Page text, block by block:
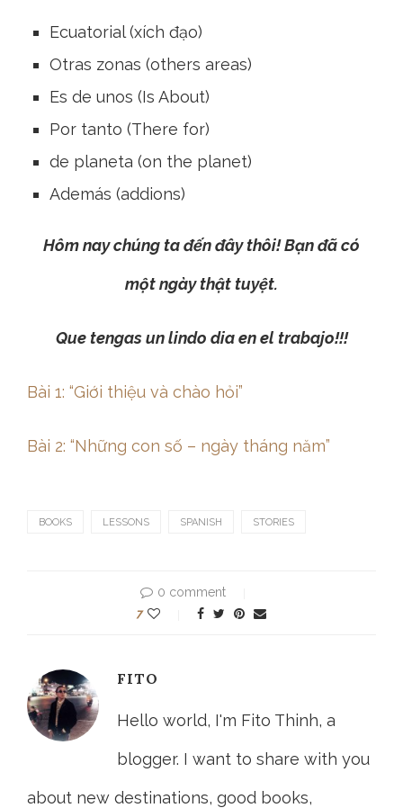
Ecuatorial (xích đạo)
Otras zonas (others areas)
Es de unos (Is About)
Por tanto (There for)
de planeta (on the planet)
Además (addions)
Hôm nay chúng ta đến đây thôi! Bạn đã có
một ngày thật tuyệt.
Que tengas un lindo dia en el trabajo!!!
Bài 1: “Giới thiệu và chào hỏi”
Bài 2: “Những con số – ngày tháng năm”
BOOKS LESSONS SPANISH STORIES
0 comment
7
FITO
Hello world, I'm Fito Thinh, a
blogger. I want to share with you
about new destinations, good books,